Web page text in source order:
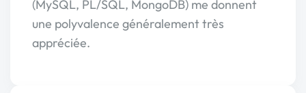
(MySQL, PL/SQL, MongoDB) me donnent
une polyvalence généralement très
appréciée.